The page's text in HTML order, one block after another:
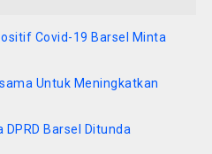
Covid-19 Barsel Minta
Untuk Meningkatkan
DPRD Barsel Ditunda